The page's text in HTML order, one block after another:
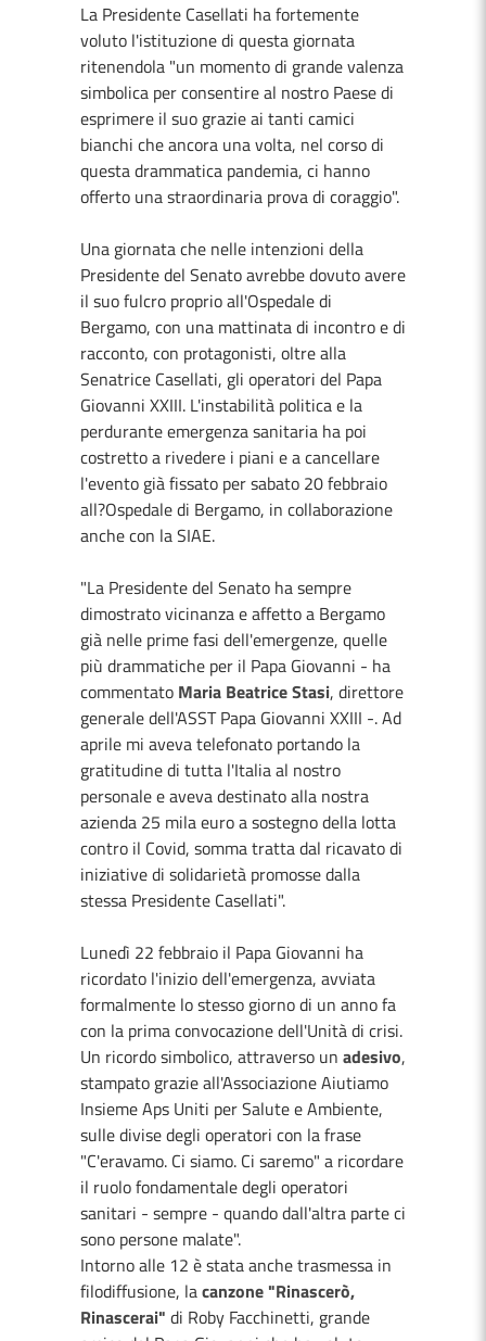
La Presidente Casellati ha fortemente
voluto l'istituzione di questa giornata
ritenendola "un momento di grande valenza
simbolica per consentire al nostro Paese di
esprimere il suo grazie ai tanti camici
bianchi che ancora una volta, nel corso di
questa drammatica pandemia, ci hanno
offerto una straordinaria prova di coraggio".
Una giornata che nelle intenzioni della
Presidente del Senato avrebbe dovuto avere
il suo fulcro proprio all'Ospedale di
Bergamo, con una mattinata di incontro e di
racconto, con protagonisti, oltre alla
Senatrice Casellati, gli operatori del Papa
Giovanni XXIII. L'instabilità politica e la
perdurante emergenza sanitaria ha poi
costretto a rivedere i piani e a cancellare
l'evento già fissato per sabato 20 febbraio
all?Ospedale di Bergamo, in collaborazione
anche con la SIAE.
"La Presidente del Senato ha sempre
dimostrato vicinanza e affetto a Bergamo
già nelle prime fasi dell'emergenze, quelle
più drammatiche per il Papa Giovanni - ha
commentato Maria Beatrice Stasi, direttore
generale dell'ASST Papa Giovanni XXIII -. Ad
aprile mi aveva telefonato portando la
gratitudine di tutta l'Italia al nostro
personale e aveva destinato alla nostra
azienda 25 mila euro a sostegno della lotta
contro il Covid, somma tratta dal ricavato di
iniziative di solidarietà promosse dalla
stessa Presidente Casellati".
Lunedì 22 febbraio il Papa Giovanni ha
ricordato l'inizio dell'emergenza, avviata
formalmente lo stesso giorno di un anno fa
con la prima convocazione dell'Unità di crisi.
Un ricordo simbolico, attraverso un adesivo,
stampato grazie all'Associazione Aiutiamo
Insieme Aps Uniti per Salute e Ambiente,
sulle divise degli operatori con la frase
"C'eravamo. Ci siamo. Ci saremo" a ricordare
il ruolo fondamentale degli operatori
sanitari - sempre - quando dall'altra parte ci
sono persone malate".
Intorno alle 12 è stata anche trasmessa in
filodiffusione, lacanzone "Rinascerò,
Rinascerai" di Roby Facchinetti, grande